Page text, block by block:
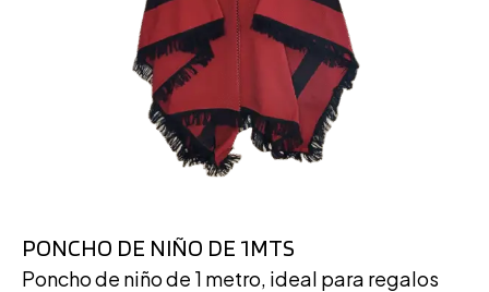
PONCHO DE NIÑO DE 1MTS
Poncho de niño de 1 metro, ideal para regalos